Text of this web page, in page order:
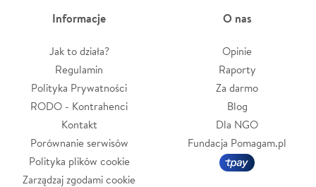
Informacje
Jak to działa?
Regulamin
Polityka Prywatności
RODO - Kontrahenci
Kontakt
Porównanie serwisów
Polityka plików cookie
Zarządzaj zgodami cookie
O nas
Opinie
Raporty
Za darmo
Blog
Dla NGO
Fundacja Pomagam.pl